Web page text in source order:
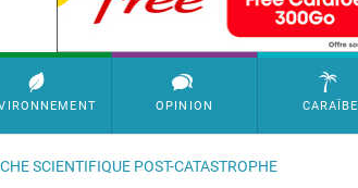
OPINION CARAÏBE
SCIENTIFIQUE POST-CATASTROPHE